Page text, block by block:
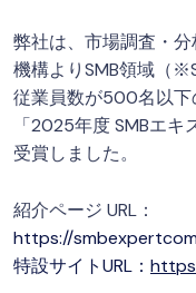
弊社は、市場調査・
機構よりSMB領域（
従業員数が500名以下
「2025年度 SMBエ
受賞しました。
紹介ページ URL：
https://
特設サイトURL：